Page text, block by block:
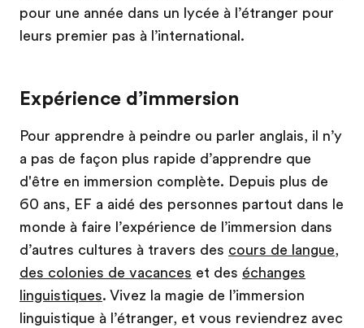
pour une année dans un lycée à l’étranger pour
leurs premier pas à l’international.
Expérience d’immersion
Pour apprendre à peindre ou parler anglais, il n’y
a pas de façon plus rapide d’apprendre que
d'être en immersion complète. Depuis plus de
60 ans, EF a aidé des personnes partout dans le
monde à faire l’expérience de l’immersion dans
d’autres cultures à travers des cours de langue,
des colonies de vacances et des échanges
linguistiques. Vivez la magie de l’immersion
linguistique à l’étranger, et vous reviendrez avec